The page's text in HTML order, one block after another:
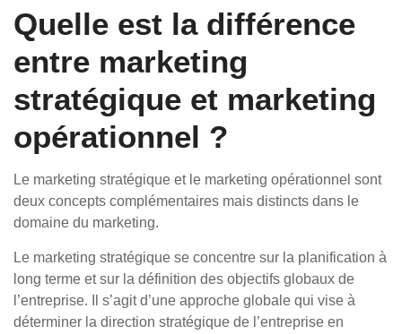
Quelle est la différence
entre marketing
stratégique et marketing
opérationnel ?
Le marketing stratégique et le marketing opérationnel sont
deux concepts complémentaires mais distincts dans le
domaine du marketing.
Le marketing stratégique se concentre sur la planification à
long terme et sur la définition des objectifs globaux de
l’entreprise. Il s’agit d’une approche globale qui vise à
déterminer la direction stratégique de l’entreprise en